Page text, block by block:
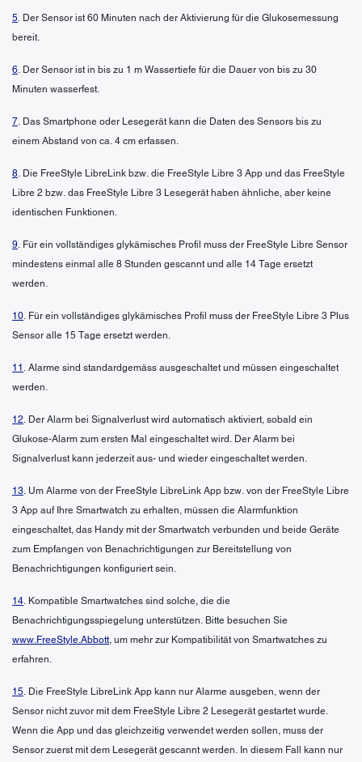
5 . Der Sensor ist 60 Minuten nach der Aktivierung für die Glukosemessung
bereit.
6 . Der Sensor ist in bis zu 1 m Wassertiefe für die Dauer von bis zu 30
Minuten wasserfest.
7 . Das Smartphone oder Lesegerät kann die Daten des Sensors bis zu
einem Abstand von ca. 4 cm erfassen.
8 . Die FreeStyle LibreLink bzw. die FreeStyle Libre 3 App und das FreeStyle
Libre 2 bzw. das FreeStyle Libre 3 Lesegerät haben ähnliche, aber keine
identischen Funktionen.
9 . Für ein vollständiges glykämisches Profil muss der FreeStyle Libre Sensor
mindestens einmal alle 8 Stunden gescannt und alle 14 Tage ersetzt
werden.
10 . Für ein vollständiges glykämisches Profil muss der FreeStyle Libre 3 Plus
Sensor alle 15 Tage ersetzt werden.
11 . Alarme sind standardgemäss ausgeschaltet und müssen eingeschaltet
werden.
12 . Der Alarm bei Signalverlust wird automatisch aktiviert, sobald ein
Glukose-Alarm zum ersten Mal eingeschaltet wird. Der Alarm bei
Signalverlust kann jederzeit aus- und wieder eingeschaltet werden.
13 . Um Alarme von der FreeStyle LibreLink App bzw. von der FreeStyle Libre
3 App auf Ihre Smartwatch zu erhalten, müssen die Alarmfunktion
eingeschaltet, das Handy mit der Smartwatch verbunden und beide Geräte
zum Empfangen von Benachrichtigungen zur Bereitstellung von
Benachrichtigungen konfiguriert sein.
14 . Kompatible Smartwatches sind solche, die die
Benachrichtigungsspiegelung unterstützen. Bitte besuchen Sie
www.FreeStyle.Abbott , um mehr zur Kompatibilität von Smartwatches zu
erfahren.
15 . Die FreeStyle LibreLink App kann nur Alarme ausgeben, wenn der
Sensor nicht zuvor mit dem FreeStyle Libre 2 Lesegerät gestartet wurde.
Wenn die App und das gleichzeitig verwendet werden sollen, muss der
Sensor zuerst mit dem Lesegerät gescannt werden. In diesem Fall kann nur